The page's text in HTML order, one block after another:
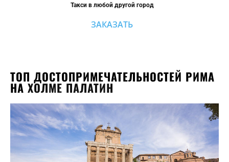
Такси в любой другой город
ЗАКАЗАТЬ
ТОП ДОСТОПРИМЕЧАТЕЛЬНОСТЕЙ РИМА
НА ХОЛМЕ ПАЛАТИН